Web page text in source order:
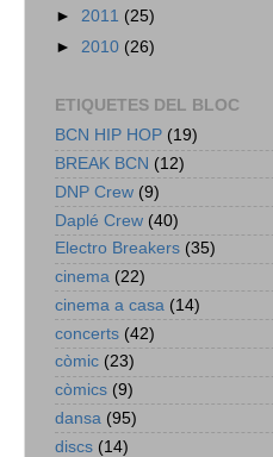
► 2011 (25)
► 2010 (26)
ETIQUETES DEL BLOC
BCN HIP HOP (19)
BREAK BCN (12)
DNP Crew (9)
Daplé Crew (40)
Electro Breakers (35)
cinema (22)
cinema a casa (14)
concerts (42)
còmic (23)
còmics (9)
dansa (95)
discs (14)